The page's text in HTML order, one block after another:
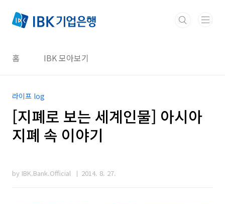
홈 IBK 모아보기
라이프 log
[지폐로 보는 세계인물] 아시아
지폐 속 이야기
by IBK.Bank.Official 2014. 8. 27.